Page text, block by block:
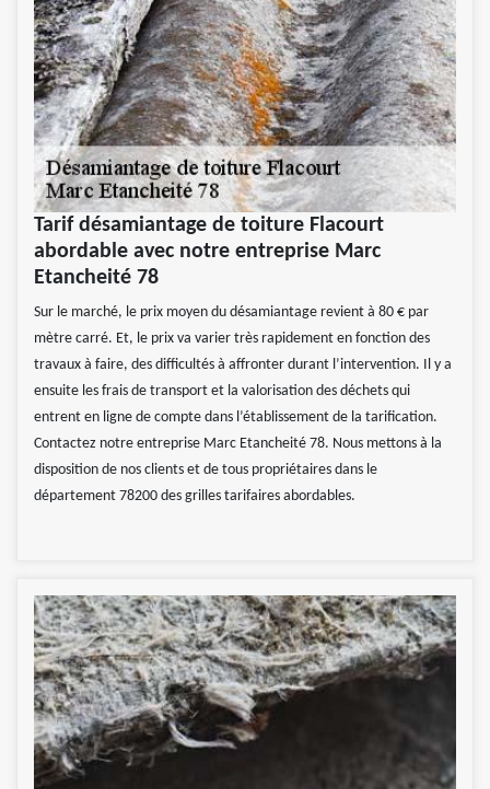
Tarif désamiantage de toiture Flacourt
abordable avec notre entreprise Marc
Etancheité 78
Sur le marché, le prix moyen du désamiantage revient à 80 € par
mètre carré. Et, le prix va varier très rapidement en fonction des
travaux à faire, des difficultés à affronter durant l’intervention. Il y a
ensuite les frais de transport et la valorisation des déchets qui
entrent en ligne de compte dans l’établissement de la tarification.
Contactez notre entreprise Marc Etancheité 78. Nous mettons à la
disposition de nos clients et de tous propriétaires dans le
département 78200 des grilles tarifaires abordables.